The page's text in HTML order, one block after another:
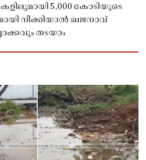
5,000 കോടിയുടെ
നീക്കിയാൽ ഖജനാവ്
തടയാം